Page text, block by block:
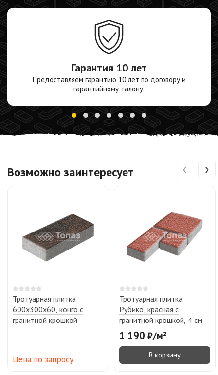
Гарантия 10 лет
Предоставляем гарантию 10 лет по договору и
гарантийному талону.
Возможно заинтересует
Тротуарная плитка
600х300х60, конго с
гранитной крошкой
Цена по запросу
Тротуарная плитка
Рубико, красная с
гранитной крошкой, 4 см
1 190 ₽/м²
В корзину
‹ ›